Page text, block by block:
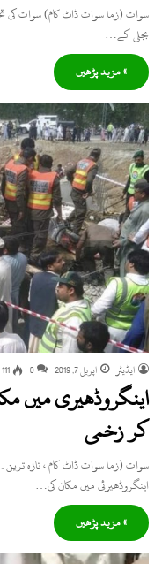
سوات (زما سوات ڈاٹ کام) سوات کی
بجلی کے…
» مزید پڑھیں
ایڈیٹر اپریل 7, 2019 0
111
اینگروڈھیری میں
کر زخمی
اینگروڈھیرئی میں مکان کی…
» مزید پڑھیں